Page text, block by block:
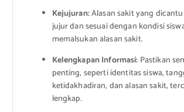
Kejujuran:Alasan sakit yang
jujur dan sesuai dengan kondisi
memalsukan alasan sakit.
Kelengkapan Informasi: Pastikan
penting, seperti identitas siswa,
ketidakhadiran, dan alasan sakit,
lengkap.